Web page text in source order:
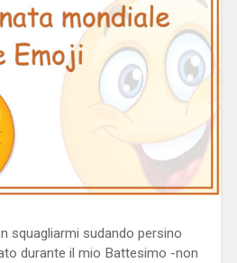
squagliarmi sudando persino
durante il mio Battesimo -non